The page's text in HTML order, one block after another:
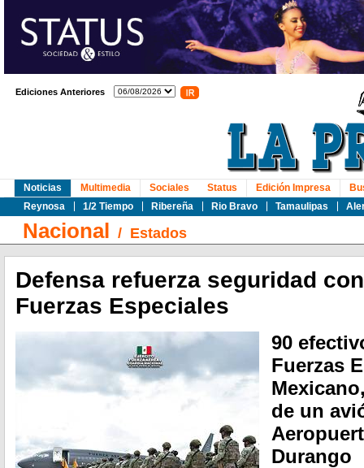
Ediciones Anteriores
Noticias
Reynosa
1/2 Tiempo Ribereña Rio Bravo Tamaulipas
Multimedia Sociales Status Edición Impresa
Nacional / Estados
Defensa refuerza seguridad
Fuerzas Especiales
90
Fuerzas
de un
Durango